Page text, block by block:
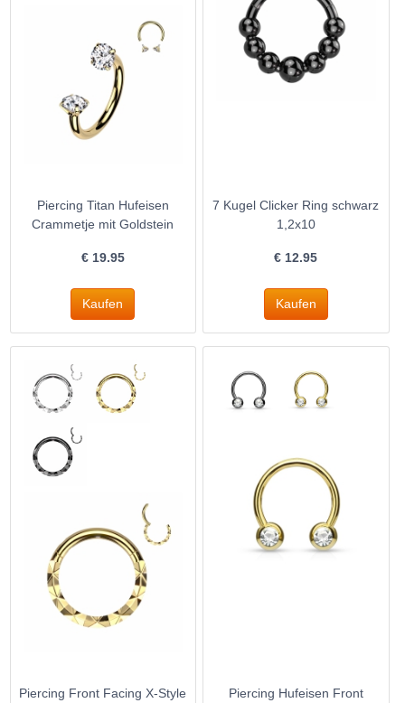
Piercing Titan Hufeisen
Crammetje mit Goldstein
€ 19.95
7 Kugel Clicker Ring schwarz
1,2x10
€ 12.95
Piercing Front Facing X-Style
Piercing Hufeisen Front